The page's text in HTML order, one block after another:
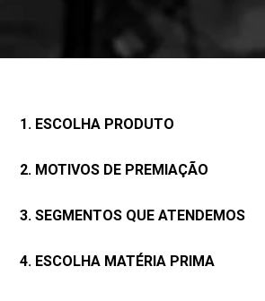
1. ESCOLHA PRODUTO
2. MOTIVOS DE PREMIAÇÃO
3. SEGMENTOS QUE ATENDEMOS
4. ESCOLHA MATÉRIA PRIMA